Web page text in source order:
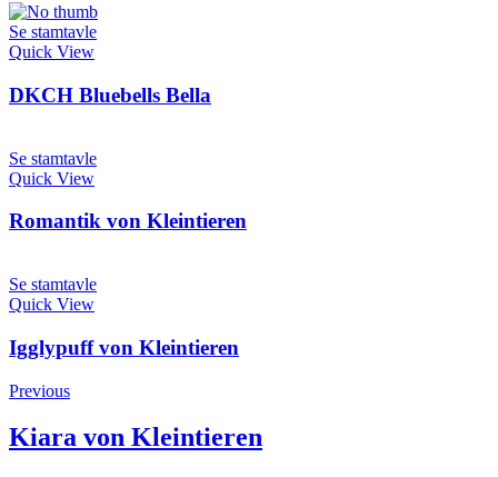
Se stamtavle
Quick View
DKCH ​Bluebells Bella
Se stamtavle
Quick View
Romantik von Kleintieren
Se stamtavle
Quick View
Igglypuff von Kleintieren
Previous
Kiara von Kleintieren